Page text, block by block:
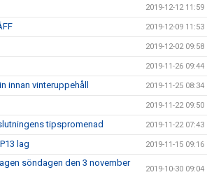
2019-12-12 11:59
2019-12-09 11:53
2019-12-02 09:58
2019-11-26 09:44
innan vinteruppehåll 2019-11-25 08:34
2019-11-22 09:50
tipspromenad 2019-11-22 07:43
lag 2019-11-15 09:16
söndagen den 3 november
2019-10-30 09:04